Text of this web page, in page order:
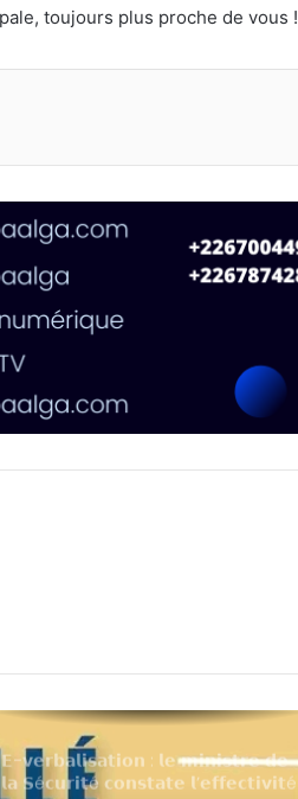
toujours plus proche de vous !
𝗘-𝘃𝗲𝗿𝗯𝗮𝗹𝗶𝘀𝗮𝘁𝗶𝗼𝗻 : 𝗹𝗲 𝗺𝗶𝗻𝗶𝘀𝘁𝗿𝗲 𝗱𝗲
𝗹𝗮 𝗦é𝗰𝘂𝗿𝗶𝘁é 𝗰𝗼𝗻𝘀𝘁𝗮𝘁𝗲 𝗹’𝗲𝗳𝗳𝗲𝗰𝘁𝗶𝘃𝗶𝘁é